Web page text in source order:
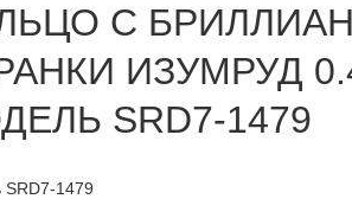
С
ИЗУМРУД
SRD7-1479
1479